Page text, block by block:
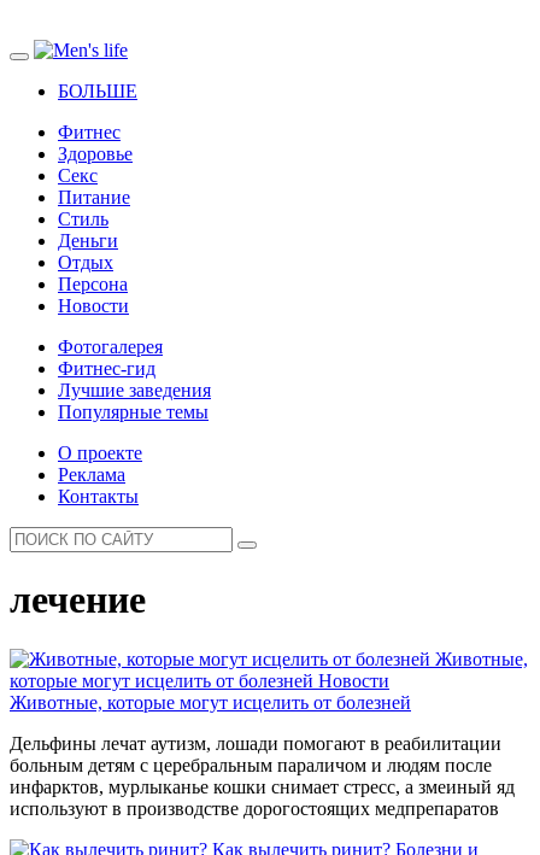
БОЛЬШЕ
Фитнес
Здоровье
Секс
Питание
Стиль
Деньги
Отдых
Персона
Новости
Фотогалерея
Фитнес-гид
Лучшие заведения
Популярные темы
О проекте
Реклама
Контакты
лечение
Животные,
которые могут исцелить от болезней Новости
Животные, которые могут исцелить от болезней
Дельфины лечат аутизм, лошади помогают в реабилитации
больным детям с церебральным параличом и людям после
инфарктов, мурлыканье кошки снимает стресс, а змеиный яд
используют в производстве дорогостоящих медпрепаратов
Как вылечить ринит? Болезни и